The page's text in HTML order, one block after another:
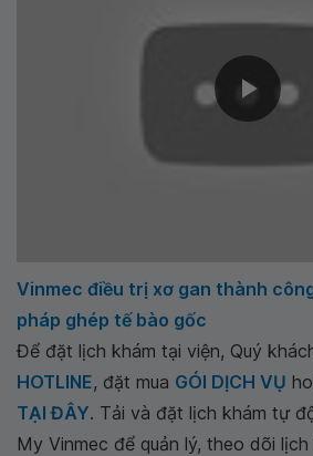
Vinmec điều trị xơ gan thành
pháp ghép tế bào gốc
Để đặt lịch khám tại viện, Quý
HOTLINE, đặt mua GÓI DỊCH VỤ
TẠI ĐÂY. Tải và đặt lịch khám tự
My Vinmec để quản lý, theo dõi